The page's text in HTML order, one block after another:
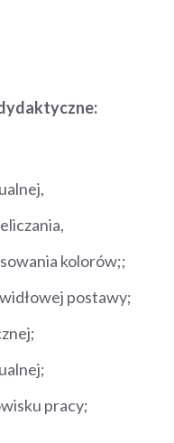
kolorów;;
postawy;
pracy;